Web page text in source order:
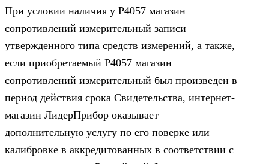
При условии наличия у Р4057 магазин
сопротивлений измерительный записи
утвержденного типа средств измерений, а также,
если приобретаемый Р4057 магазин
сопротивлений измерительный был произведен в
период действия срока Свидетельства, интернет-
магазин ЛидерПрибор оказывает
дополнительную услугу по его поверке или
калибровке в аккредитованных в соответствии с